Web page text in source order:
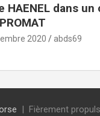
HAENEL dans un
2020 abds69
Fièrement